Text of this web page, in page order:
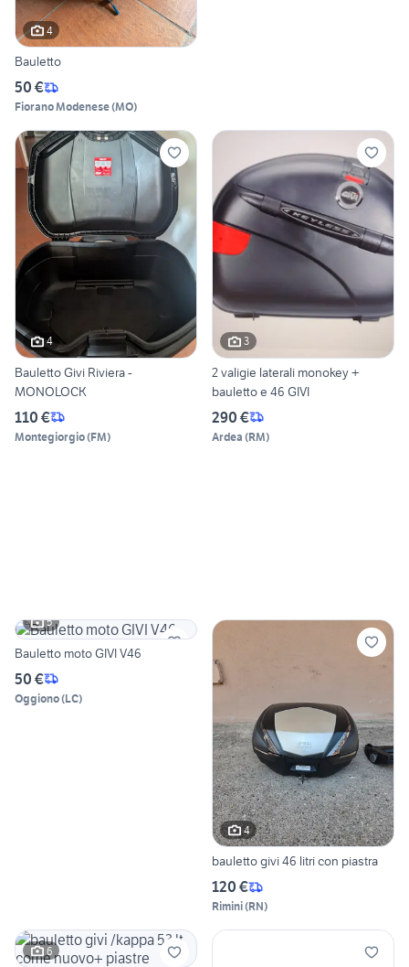
4
Bauletto
50 €
Fiorano Modenese(MO)
4
Bauletto Givi Riviera -
MONOLOCK
110 €
Montegiorgio(FM)
3
2 valigie laterali monokey +
bauletto e 46 GIVI
290 €
Ardea (RM)
5
Bauletto moto GIVI V46
50 €
Oggiono(LC)
4
bauletto givi 46 litri con piastra
120 €
Rimini(RN)
6